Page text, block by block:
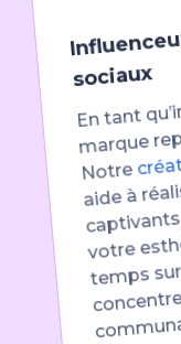
sociaux
En tant
marque
Notre
aide à
votre
temps